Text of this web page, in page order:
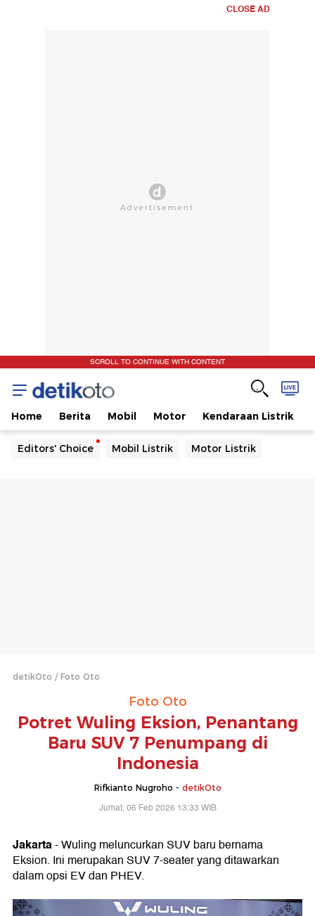
CLOSE AD
SCROLL TO CONTINUE WITH CONTENT
Home Berita Mobil Motor Kendaraan Listrik
Editors' Choice Mobil Listrik Motor Listrik
detikOto Foto Oto
Foto Oto
Potret Wuling Eksion, Penantang
Baru SUV 7 Penumpang di
Indonesia
Rifkianto Nugroho - detikOto
Jumat, 06 Feb 2026 13:33 WIB
Jakarta- Wuling meluncurkan SUV baru bernama
Eksion. Ini merupakan SUV 7-seater yang ditawarkan
dalam opsi EV dan PHEV.